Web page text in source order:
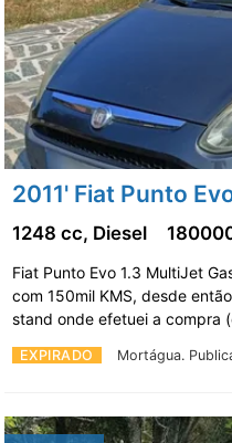
2011' Fiat Punto
EXPIRADO Mortágua.
1248 cc, Diesel
Fiat Punto Evo 1.3 MultiJet
com 150mil KMS, desde
stand onde efetuei a compra